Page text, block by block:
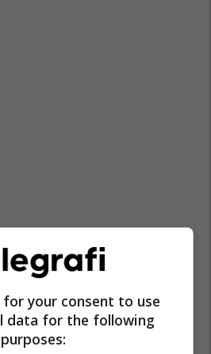
for your consent to use
data for the following
purposes: